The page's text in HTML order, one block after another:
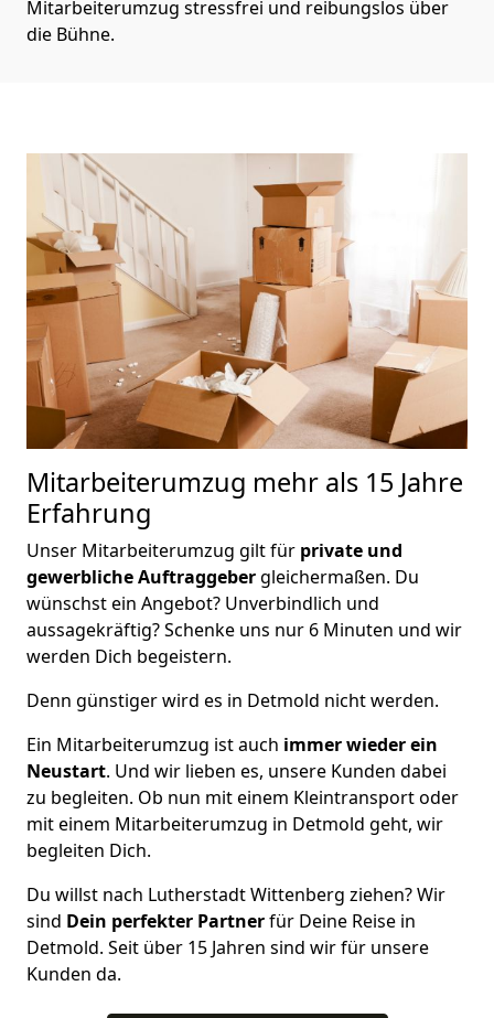
Mitarbeiterumzug stressfrei und reibungslos über
die Bühne.
Mitarbeiterumzug mehr als 15 Jahre
Erfahrung
Unser Mitarbeiterumzug gilt für private und
gewerbliche Auftraggebergleichermaßen. Du
wünschst ein Angebot? Unverbindlich und
aussagekräftig? Schenke uns nur 6 Minuten und wir
werden Dich begeistern.
Denn günstiger wird es in Detmold nicht werden.
Ein Mitarbeiterumzug ist auch immer wieder ein
Neustart. Und wir lieben es, unsere Kunden dabei
zu begleiten. Ob nun mit einem Kleintransport oder
mit einem Mitarbeiterumzug in Detmold geht, wir
begleiten Dich.
Du willst nach Lutherstadt Wittenberg ziehen? Wir
sind Dein perfekter Partnerfür Deine Reise in
Detmold. Seit über 15 Jahren sind wir für unsere
Kunden da.